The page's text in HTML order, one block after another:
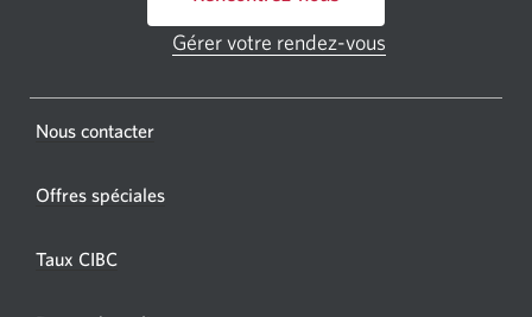
Une
Une
fenêtre
Gérer votre rendez-vous
Nous contacter
Offres spéciales
Taux CIBC